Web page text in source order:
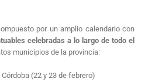
por un amplio calendario con
celebradas a lo largo de todo el
municipios de la provincia:
(22 y 23 de febrero)